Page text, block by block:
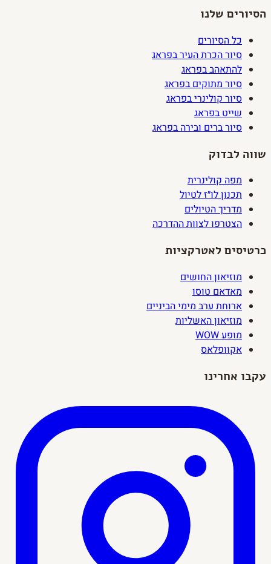
הסיורים שלנו
כל הסיורים
סיור הכרת העיר בפראג
להתאהב בפראג
סיור מתוקים בפראג
סיור קולינרי בפראג
שייט בפראג
סיור ברים ובירה בפראג
שווה לבדוק
מפה קולינרית
תכנון לו״ז לטיול
מדריך הטיולים
הצטרפו לצוות ההדרכה
כרטיסים לאטרקציות
מוזיאון החושים
מאדאם טוסו
ארוחת ערב מימי הביניים
מוזיאון האשליות
מופע WOW
אקוופלאס
עקבו אחרינו